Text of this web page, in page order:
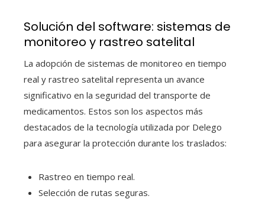
Solución del software: sistemas de
monitoreo y rastreo satelital
La adopción de sistemas de monitoreo en tiempo
real y rastreo satelital representa un avance
significativo en la seguridad del transporte de
medicamentos. Estos son los aspectos más
destacados de la tecnología utilizada por Delego
para asegurar la protección durante los traslados:
Rastreo en tiempo real.
Selección de rutas seguras.